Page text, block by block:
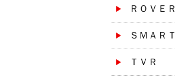
ＲＯＶＥＲ
ＳＭＡＲＴ
ＴＶＲ